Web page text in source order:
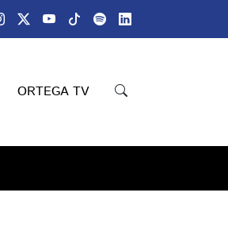
ORTEGA TV